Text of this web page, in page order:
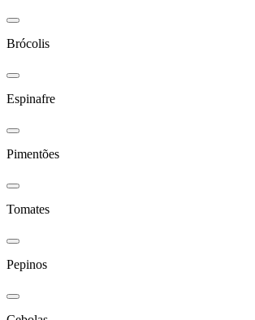
Brócolis
Espinafre
Pimentões
Tomates
Pepinos